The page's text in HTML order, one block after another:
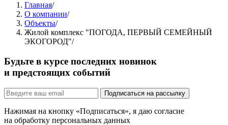
Главная/
О компании/
Объекты/
Жилой комплекс "ПОГОДА, ПЕРВЫЙ СЕМЕЙНЫЙ
ЭКОГОРОД"/
Будьте в курсе последних новинок
и предстоящих событий
Подписаться на рассылку
Нажимая на кнопку «Подписаться», я даю согласие
на обработку персональных данных